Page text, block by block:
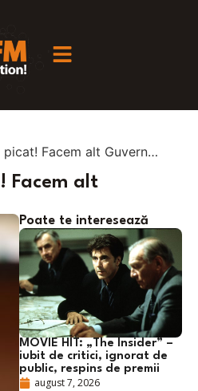
picat! Facem alt Guvern…
Facem alt
Poate te interesează
MOVIE HIT: „The Insider” –
iubit de critici, ignorat de
public, respins de premii
august 7, 2026